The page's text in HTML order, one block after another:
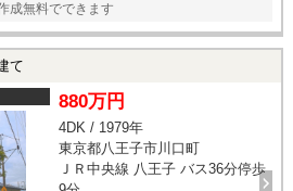
成無料でできます
て
880万円
4DK / 1979年
東京都八王子市川口町
ＪＲ中央線 八王子 バス36分停歩